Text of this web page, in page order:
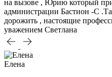
на вызове , Юрию который
администрации Бастион -С
дорожить , настоящие
уважением Светлана
Елена